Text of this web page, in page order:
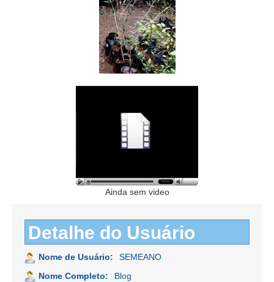
Ainda sem video
Detalhe do Usuário
Nome de Usuário:
SEMEANO
Nome Completo:
Blog